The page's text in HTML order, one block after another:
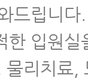
드립니다
한 입원실
리치료,